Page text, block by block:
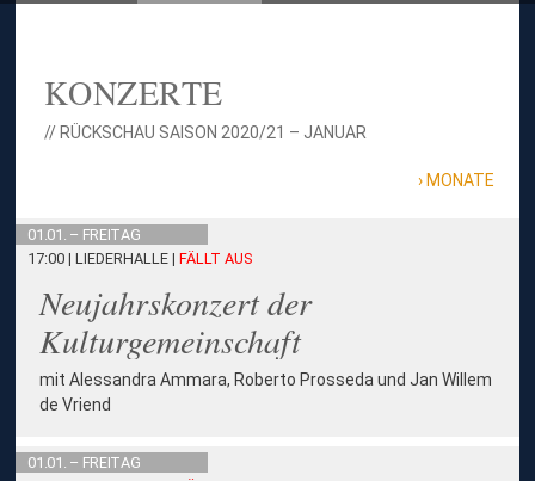
KONZERTE
// RÜCKSCHAU SAISON 2020/21 – JANUAR
MONATE
01.01. – FREITAG
17:00 | LIEDERHALLE|FÄLLT AUS
Neujahrskonzert der
Kulturgemeinschaft
mit Alessandra Ammara, Roberto Prosseda und Jan Willem
de Vriend
01.01. – FREITAG